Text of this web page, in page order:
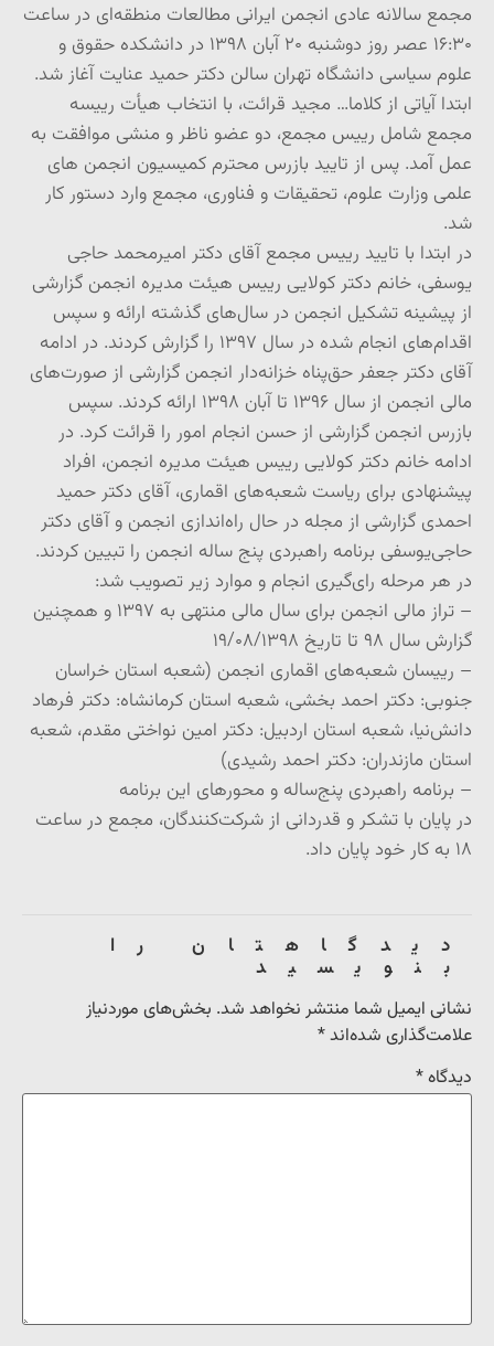
مجمع سالانه عادی انجمن ایرانی مطالعات منطقه‌ای در ساعت
۱۶:۳۰ عصر روز دوشنبه ۲۰ آبان ۱۳۹۸ در دانشکده حقوق و
علوم سیاسی دانشگاه تهران سالن دکتر حمید عنایت آغاز شد.
ابتدا آیاتی از کلام‎ا… مجید قرائت، با انتخاب هیأت رییسه
مجمع شامل رییس مجمع، دو عضو ناظر و منشی موافقت به
عمل آمد. پس از تایید بازرس محترم کمیسیون انجمن های
علمی وزارت علوم، تحقیقات و فناوری، مجمع وارد دستور کار
شد.
در ابتدا با تایید رییس مجمع آقای دکتر امیرمحمد حاجی
یوسفی، خانم دکتر کولایی رییس هیئت مدیره انجمن گزارشی
از پیشینه تشکیل انجمن در سال‌های گذشته ارائه و سپس
اقدام‌های انجام شده در سال ۱۳۹۷ را گزارش کردند. در ادامه
آقای دکتر جعفر حق‌پناه خزانه‌دار انجمن گزارشی از صورت‌های
مالی انجمن از سال ۱۳۹۶ تا آبان ۱۳۹۸ ارائه کردند. سپس
بازرس انجمن گزارشی از حسن انجام امور را قرائت کرد. در
ادامه خانم دکتر کولایی رییس هیئت مدیره انجمن، افراد
پیشنهادی برای ریاست شعبه‌های اقماری، آقای دکتر حمید
احمدی گزارشی از مجله در حال راه‌اندازی انجمن و آقای دکتر
حاجی‌یوسفی برنامه راهبردی پنج ساله انجمن را تبیین کردند.
در هر مرحله رای‌گیری انجام و موارد زیر تصویب شد:
– تراز مالی انجمن برای سال مالی منتهی به ۱۳۹۷ و همچنین
گزارش سال ۹۸ تا تاریخ ۱۹/۰۸/۱۳۹۸
– رییسان شعبه‌های اقماری انجمن (شعبه استان خراسان
جنوبی: دکتر احمد بخشی، شعبه استان کرمانشاه: دکتر فرهاد
دانش‌نیا، شعبه استان اردبیل: دکتر امین نواختی مقدم، شعبه
استان مازندران: دکتر احمد رشیدی)
– برنامه راهبردی پنج‌ساله و محورهای این برنامه
در پایان با تشکر و قدردانی از شرکت‌کنندگان، مجمع در ساعت
۱۸ به کار خود پایان داد.
دیدگاهتان را
بنویسید
نشانی ایمیل شما منتشر نخواهد شد. بخش‌های موردنیاز
علامت‌گذاری شده‌اند*
دیدگاه*